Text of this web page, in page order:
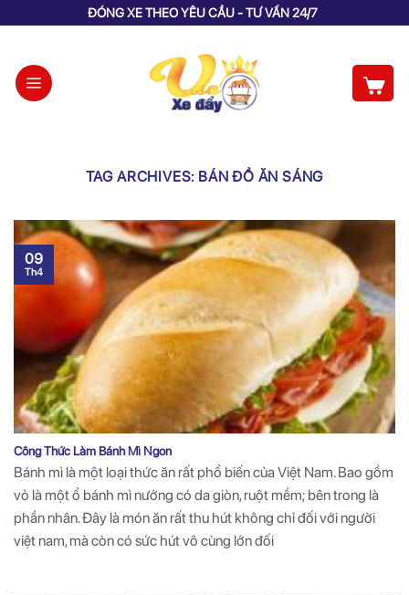
ĐÓNG XE THEO YÊU CẦU - TƯ VẤN 24/7
TAG ARCHIVES: BÁN ĐỒ ĂN SÁNG
Công Thức Làm Bánh Mì Ngon
Bánh mì là một loại thức ăn rất phổ biến của Việt Nam. Bao gồm
vỏ là một ổ bánh mì nướng có da giòn, ruột mềm; bên trong là
phần nhân. Đây là món ăn rất thu hút không chỉ đối với người
việt nam, mà còn có sức hút vô cùng lớn đối
09
Th4